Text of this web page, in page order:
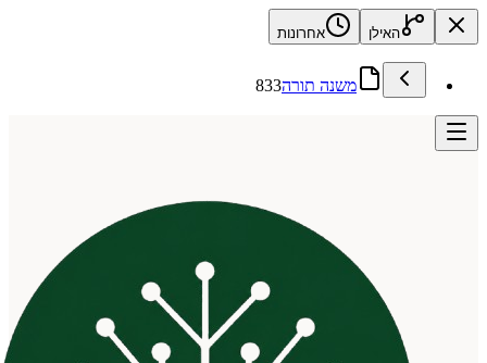
האילן אחרונות
משנה תורה833